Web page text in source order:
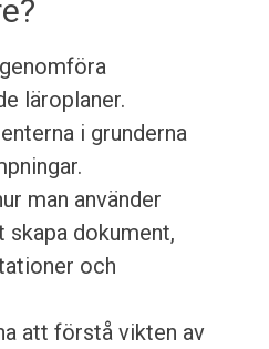
läroplaner.
i grunderna
man använder
dokument,
och
att förstå vikten av